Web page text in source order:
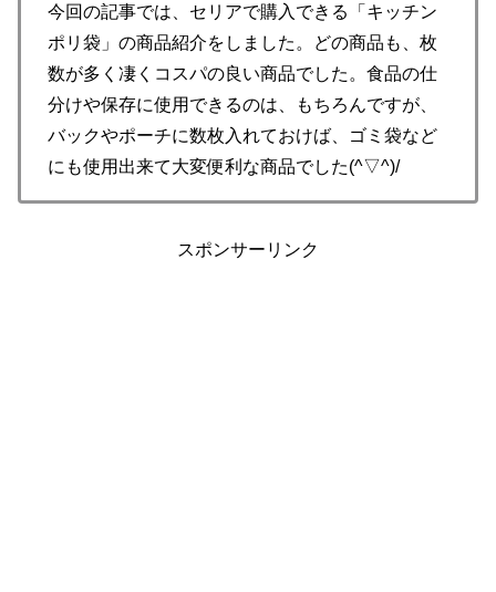
今回の記事では、セリアで購入できる「キッチン
ポリ袋」の商品紹介をしました。どの商品も、枚
数が多く凄くコスパの良い商品でした。食品の仕
分けや保存に使用できるのは、もちろんですが、
バックやポーチに数枚入れておけば、ゴミ袋など
にも使用出来て大変便利な商品でした(^▽^)/
スポンサーリンク